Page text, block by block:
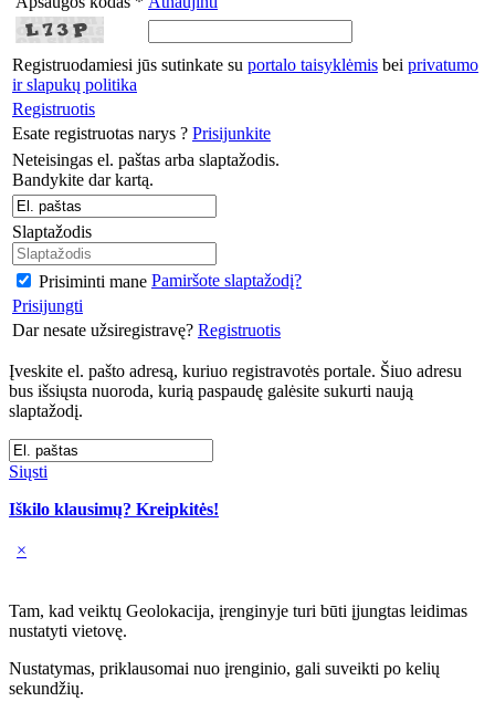
Registruodamiesi jūs sutinkate su portalo taisyklėmis bei privatumo
ir slapukų politika
Registruotis
Esate registruotas narys ? Prisijunkite
Neteisingas el. paštas arba slaptažodis.
Bandykite dar kartą.
Slaptažodis
Prisiminti mane Pamiršote slaptažodį?
Prisijungti
Dar nesate užsiregistravę? Registruotis
Įveskite el. pašto adresą, kuriuo registravotės portale. Šiuo adresu
bus išsiųsta nuoroda, kurią paspaudę galėsite sukurti naują
slaptažodį.
Siųsti
Iškilo klausimų? Kreipkitės!
×
Tam, kad veiktų Geolokacija, įrenginyje turi būti įjungtas leidimas
nustatyti vietovę.
Nustatymas, priklausomai nuo įrenginio, gali suveikti po kelių
sekundžių.